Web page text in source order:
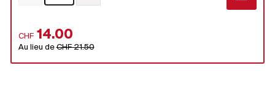
CHF 14.00
Au lieu deCHF 21.50